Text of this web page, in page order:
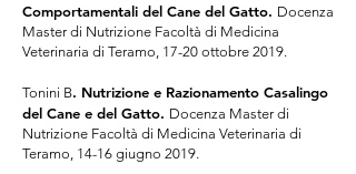
Comportamentali del Cane del Gatto. Docenza
Master di Nutrizione Facoltà di Medicina
Veterinaria di Teramo, 17-20 ottobre 2019.
Tonini B. Nutrizione e Razionamento Casalingo
del Cane e del Gatto. Docenza Master di
Nutrizione Facoltà di Medicina Veterinaria di
Teramo, 14-16 giugno 2019.